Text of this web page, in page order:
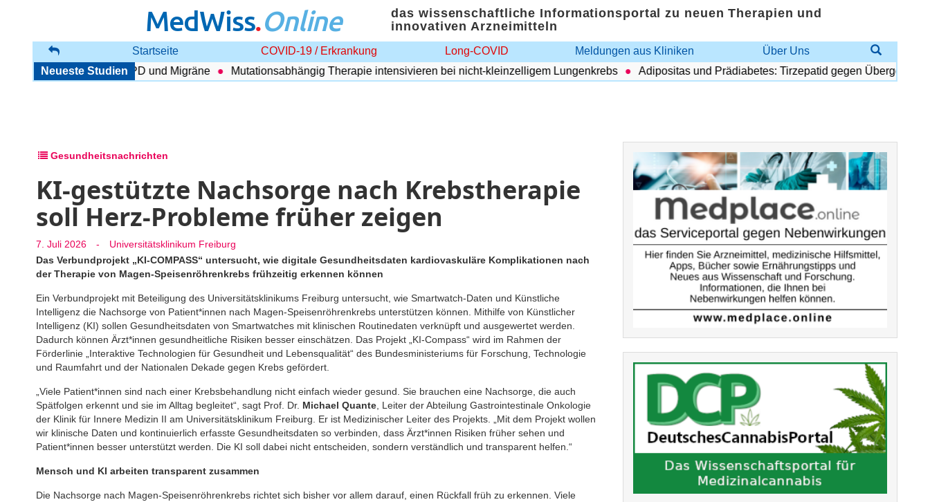
MedWiss.Online
das wissenschaftliche Informationsportal zu neuen Therapien und
innovativen Arzneimitteln
Startseite COVID-19 / Erkrankung Long-COVID Meldungen aus Kliniken
Über Uns
Neueste Studien
zwischen COPD und Migräne Mutationsabhängig Therapie intensivieren bei nicht-kleinzelligem Lungenkrebs Adipositas und Prädiabetes: Tirzepatid gegen Übergewicht
Gesundheitsnachrichten
KI-gestützte Nachsorge nach Krebstherapie
soll Herz-Probleme früher zeigen
7. Juli 2026 -
Universitätsklinikum Freiburg
Das Verbundprojekt „KI-COMPASS“ untersucht, wie digitale Gesundheitsdaten kardiovaskuläre Komplikationen nach
der Therapie von Magen-Speisenröhrenkrebs frühzeitig erkennen können
Ein Verbundprojekt mit Beteiligung des Universitätsklinikums Freiburg untersucht, wie Smartwatch-Daten und Künstliche
Intelligenz die Nachsorge von Patient*innen nach Magen-Speisenröhrenkrebs unterstützen können. Mithilfe von Künstlicher
Intelligenz (KI) sollen Gesundheitsdaten von Smartwatches mit klinischen Routinedaten verknüpft und ausgewertet werden.
Dadurch können Ärzt*innen gesundheitliche Risiken besser einschätzen. Das Projekt „KI-Compass“ wird im Rahmen der
Förderlinie „Interaktive Technologien für Gesundheit und Lebensqualität“ des Bundesministeriums für Forschung, Technologie
und Raumfahrt und der Nationalen Dekade gegen Krebs gefördert.
„Viele Patient*innen sind nach einer Krebsbehandlung nicht einfach wieder gesund. Sie brauchen eine Nachsorge, die auch
Spätfolgen erkennt und sie im Alltag begleitet“, sagt Prof. Dr. Michael Quante , Leiter der Abteilung Gastrointestinale Onkologie
der Klinik für Innere Medizin II am Universitätsklinikum Freiburg. Er ist Medizinischer Leiter des Projekts. „Mit dem Projekt wollen
wir klinische Daten und kontinuierlich erfasste Gesundheitsdaten so verbinden, dass Ärzt*innen Risiken früher sehen und
Patient*innen besser unterstützt werden. Die KI soll dabei nicht entscheiden, sondern verständlich und transparent helfen.“
Mensch und KI arbeiten transparent zusammen
Die Nachsorge nach Magen-Speisenröhrenkrebs richtet sich bisher vor allem darauf, einen Rückfall früh zu erkennen. Viele